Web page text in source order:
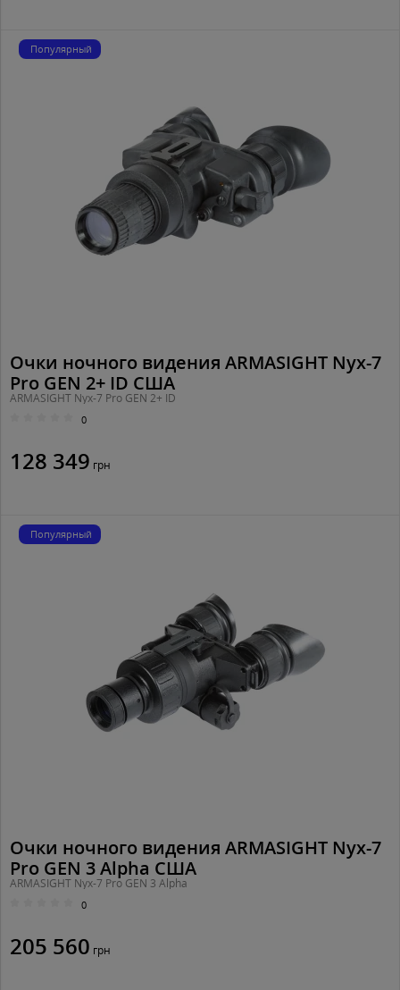
Популярный
Очки ночного видения ARMASIGHT Nyx-7
Pro GEN 2+ ID США
ARMASIGHT Nyx-7 Pro GEN 2+ ID
0
128 349 грн
Популярный
Очки ночного видения ARMASIGHT Nyx-7
Pro GEN 3 Alpha США
ARMASIGHT Nyx-7 Pro GEN 3 Alpha
0
205 560 грн